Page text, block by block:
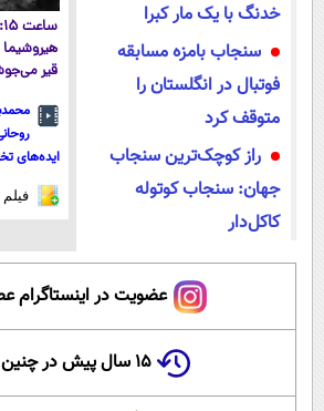
خدنگ با یک مار کبرا
سنجاب بامزه مسابقه
فوتبال در انگلستان را
متوقف کرد
راز کوچک‌ترین سنجاب
جهان: سنجاب کوتوله
کاکل‌دار
قیر
ایده‌های
فیلم
عضویت در اینستاگرام
۱۵ سال پیش در چنین روزی